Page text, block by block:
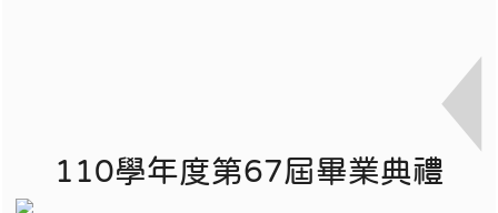
110學年度第67屆畢業典禮